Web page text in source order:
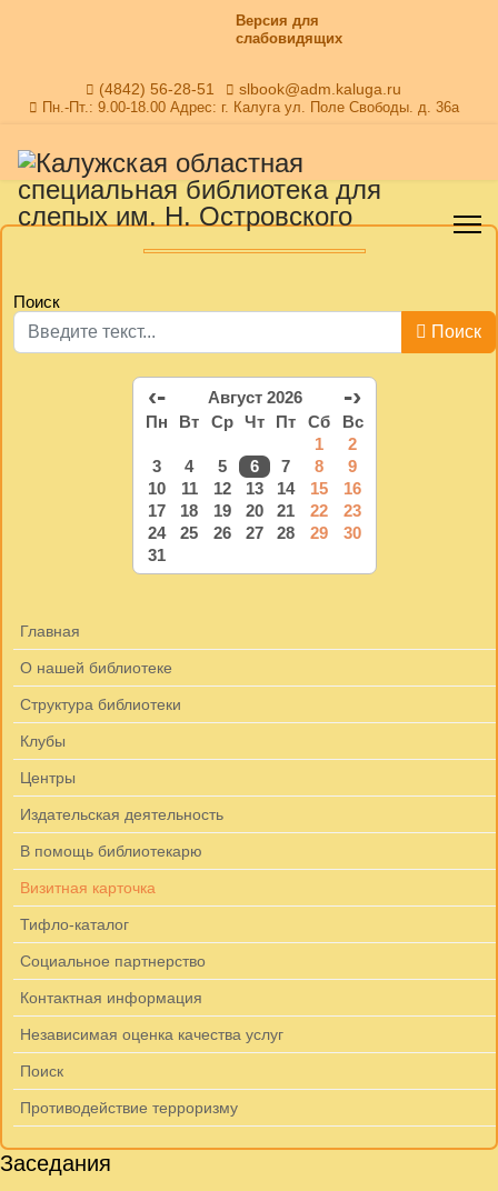
Версия для
слабовидящих
(4842) 56-28-51 slbook@adm.kaluga.ru
Пн.-Пт.: 9.00-18.00 Адрес: г. Калуга ул. Поле Свободы. д. 36а
Поиск
Поиск
‹- Август 2026 -›
Пн Вт Ср Чт Пт Сб
Вс
1
2
3
4 5 6 7 8
9
10
11 12 13 14 15
16
17
18 19 20 21 22
23
24
25 26 27 28 29
30
31
Главная
О нашей библиотеке
Структура библиотеки
Клубы
Центры
Издательская деятельность
В помощь библиотекарю
Визитная карточка
Тифло-каталог
Социальное партнерство
Контактная информация
Независимая оценка качества услуг
Поиск
Противодействие терроризму
Заседания